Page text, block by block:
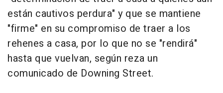
están cautivos perdura" y que se mantiene
"firme" en su compromiso de traer a los
rehenes a casa, por lo que no se "rendirá"
hasta que vuelvan, según reza un
comunicado de Downing Street.